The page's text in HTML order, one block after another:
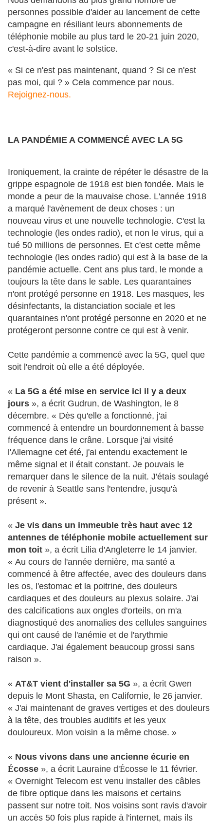
personnes possible d'aider au lancement de cette
campagne en résiliant leurs abonnements de
téléphonie mobile au plus tard le 20-21 juin 2020,
c'est-à-dire avant le solstice.
« Si ce n'est pas maintenant, quand ? Si ce n'est
pas moi, qui ? » Cela commence par nous.
Rejoignez-nous.
LA PANDÉMIE A COMMENCÉ AVEC LA 5G
Ironiquement, la crainte de répéter le désastre de la
grippe espagnole de 1918 est bien fondée. Mais le
monde a peur de la mauvaise chose. L'année 1918
a marqué l'avènement de deux choses : un
nouveau virus et une nouvelle technologie. C'est la
technologie (les ondes radio), et non le virus, qui a
tué 50 millions de personnes. Et c'est cette même
technologie (les ondes radio) qui est à la base de la
pandémie actuelle. Cent ans plus tard, le monde a
toujours la tête dans le sable. Les quarantaines
n'ont protégé personne en 1918. Les masques, les
désinfectants, la distanciation sociale et les
quarantaines n'ont protégé personne en 2020 et ne
protégeront personne contre ce qui est à venir.
Cette pandémie a commencé avec la 5G, quel que
soit l'endroit où elle a été déployée.
« La 5G a été mise en service ici il y a deux
jours », a écrit Gudrun, de Washington, le 8
décembre. « Dès qu'elle a fonctionné, j'ai
commencé à entendre un bourdonnement à basse
fréquence dans le crâne. Lorsque j'ai visité
l'Allemagne cet été, j'ai entendu exactement le
même signal et il était constant. Je pouvais le
remarquer dans le silence de la nuit. J'étais soulagé
de revenir à Seattle sans l'entendre, jusqu'à
présent ».
« Je vis dans un immeuble très haut avec 12
antennes de téléphonie mobile actuellement sur
mon toit », a écrit Lilia d'Angleterre le 14 janvier.
« Au cours de l'année dernière, ma santé a
commencé à être affectée, avec des douleurs dans
les os, l'estomac et la poitrine, des douleurs
cardiaques et des douleurs au plexus solaire. J'ai
des calcifications aux ongles d'orteils, on m'a
diagnostiqué des anomalies des cellules sanguines
qui ont causé de l'anémie et de l'arythmie
cardiaque. J'ai également beaucoup grossi sans
raison ».
« AT&T vient d'installer sa 5G », a écrit Gwen
depuis le Mont Shasta, en Californie, le 26 janvier.
« J'ai maintenant de graves vertiges et des douleurs
à la tête, des troubles auditifs et les yeux
douloureux. Mon voisin a la même chose. »
« Nous vivons dans une ancienne écurie en
Écosse », a écrit Lauraine d'Écosse le 11 février.
« Overnight Telecom est venu installer des câbles
de fibre optique dans les maisons et certains
passent sur notre toit. Nos voisins sont ravis d'avoir
un accès 50 fois plus rapide à l'internet, mais ils